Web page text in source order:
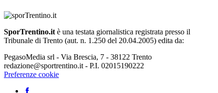
SporTrentino.it è una testata giornalistica registrata presso il
Tribunale di Trento (aut. n. 1.250 del 20.04.2005) edita da:
PegasoMedia srl - Via Brescia, 7 - 38122 Trento
redazione@sportrentino.it - P.I. 02015190222
Preferenze cookie